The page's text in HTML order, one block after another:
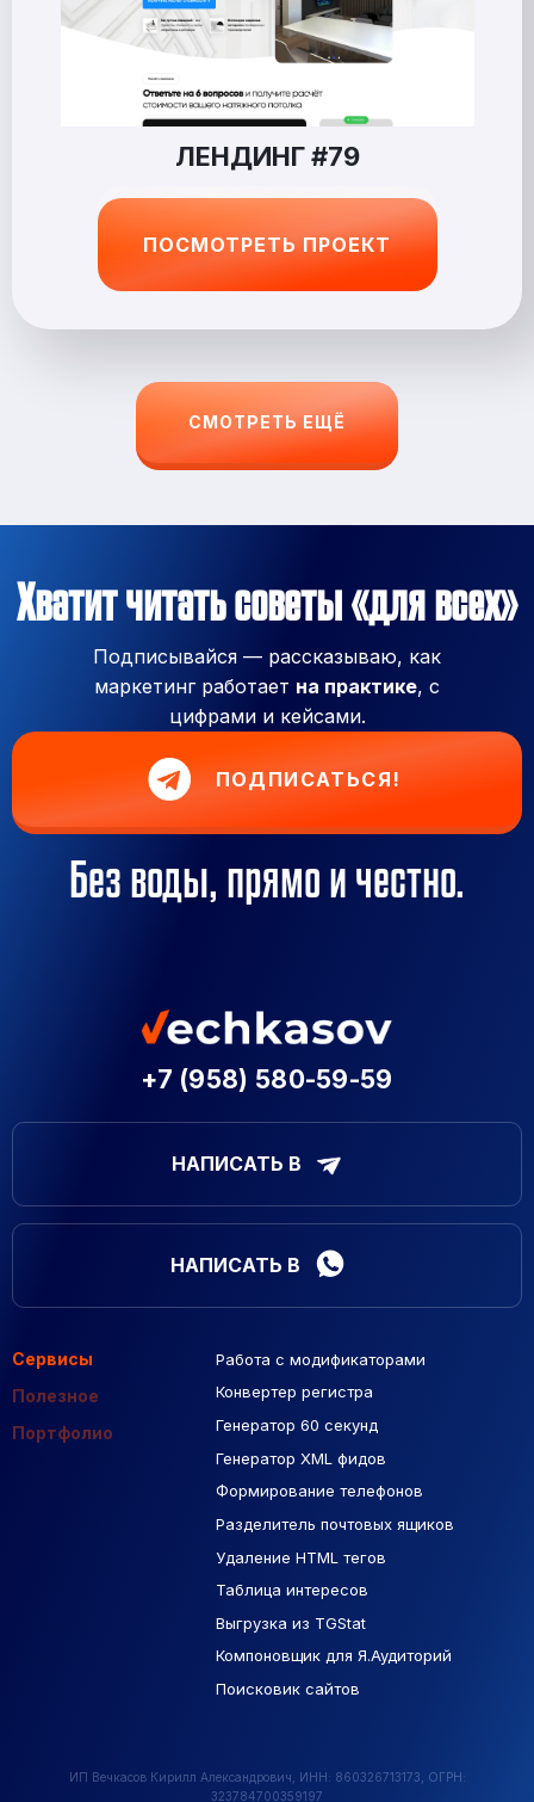
ЛЕНДИНГ #79
ПОСМОТРЕТЬ ПРОЕКТ
СМОТРЕТЬ ЕЩЁ
Хватит читать советы «для всех»
Подписывайся — рассказываю, как
маркетинг работает на практике, с
цифрами и кейсами.
ПОДПИСАТЬСЯ!
Без воды, прямо и честно.
+7 (958) 580-59-59
НАПИСАТЬ В
НАПИСАТЬ В
Сервисы
Полезное
Портфолио
Работа с модификаторами
Конвертер регистра
Генератор 60 секунд
Генератор XML фидов
Формирование телефонов
Разделитель почтовых ящиков
Удаление HTML тегов
Таблица интересов
Выгрузка из TGStat
Компоновщик для Я.Аудиторий
Поисковик сайтов
Подборка сайтов
Макеты Figma
База Яндекс Карты
РСЯ площадки
Созданные сайты
Контекстная реклама
ИП Вечкасов Кирилл Александрович, ИНН: 860326713173, ОГРН:
323784700359197